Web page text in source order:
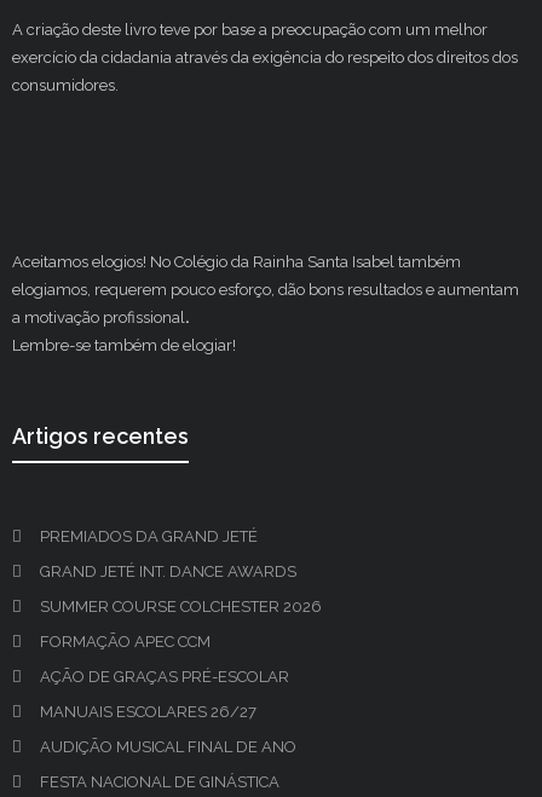
A criação deste livro teve por base a preocupação com um melhor
exercício da cidadania através da exigência do respeito dos direitos dos
consumidores.
Aceitamos elogios! No Colégio da Rainha Santa Isabel também
elogiamos, requerem pouco esforço, dão bons resultados e aumentam
a motivação profissional.
Lembre-se também de elogiar!
Artigos recentes
PREMIADOS DA GRAND JETÉ
GRAND JETÉ INT. DANCE AWARDS
SUMMER COURSE COLCHESTER 2026
FORMAÇÃO APEC CCM
AÇÃO DE GRAÇAS PRÉ-ESCOLAR
MANUAIS ESCOLARES 26/27
AUDIÇÃO MUSICAL FINAL DE ANO
FESTA NACIONAL DE GINÁSTICA